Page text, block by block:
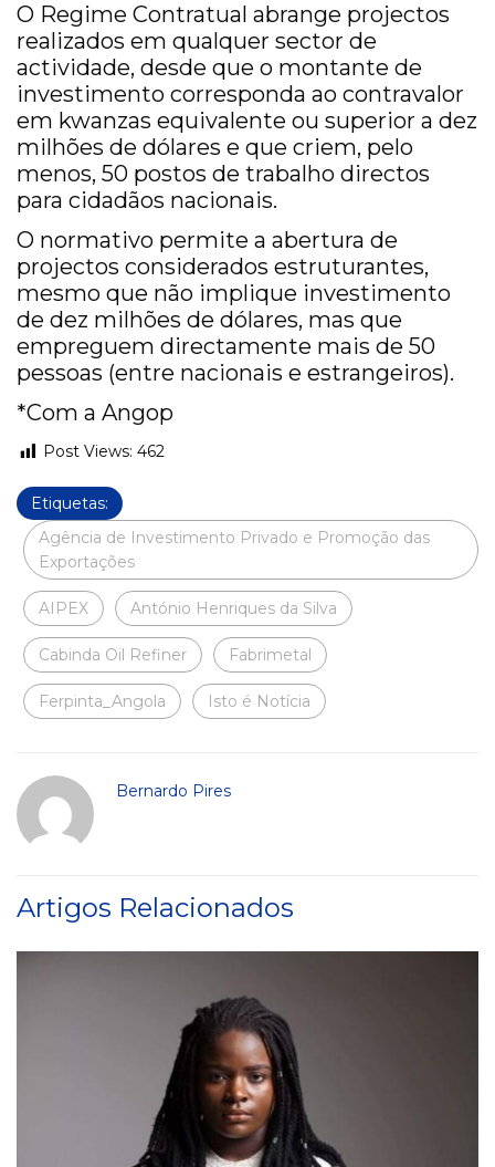
O Regime Contratual abrange projectos
realizados em qualquer sector de
actividade, desde que o montante de
investimento corresponda ao contravalor
em kwanzas equivalente ou superior a dez
milhões de dólares e que criem, pelo
menos, 50 postos de trabalho directos
para cidadãos nacionais.
O normativo permite a abertura de
projectos considerados estruturantes,
mesmo que não implique investimento
de dez milhões de dólares, mas que
empreguem directamente mais de 50
pessoas (entre nacionais e estrangeiros).
*Com a Angop
Post Views: 462
Etiquetas:
Agência de Investimento Privado e Promoção das
Exportações
AIPEX António Henriques da Silva
Cabinda Oil Refiner Fabrimetal
Ferpinta_Angola Isto é Notícia
Bernardo Pires
Artigos Relacionados